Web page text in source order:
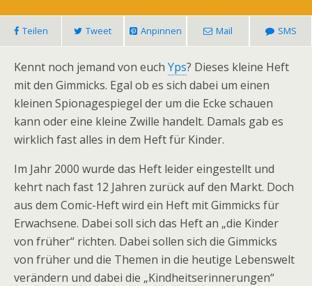
Teilen Tweet Anpinnen Mail SMS
Kennt noch jemand von euch Yps? Dieses kleine Heft
mit den Gimmicks. Egal ob es sich dabei um einen
kleinen Spionagespiegel der um die Ecke schauen
kann oder eine kleine Zwille handelt. Damals gab es
wirklich fast alles in dem Heft für Kinder.
Im Jahr 2000 wurde das Heft leider eingestellt und
kehrt nach fast 12 Jahren zurück auf den Markt. Doch
aus dem Comic-Heft wird ein Heft mit Gimmicks für
Erwachsene. Dabei soll sich das Heft an „die Kinder
von früher“ richten. Dabei sollen sich die Gimmicks
von früher und die Themen in die heutige Lebenswelt
verändern und dabei die „Kindheitserinnerungen“